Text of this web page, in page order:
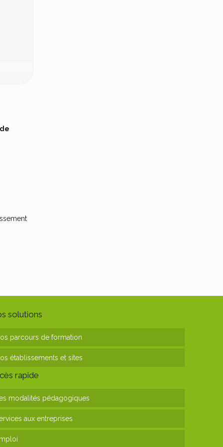
solutions
parcours de formation
établissements et sites
rapide
modalités pédagogiques
aux entreprises